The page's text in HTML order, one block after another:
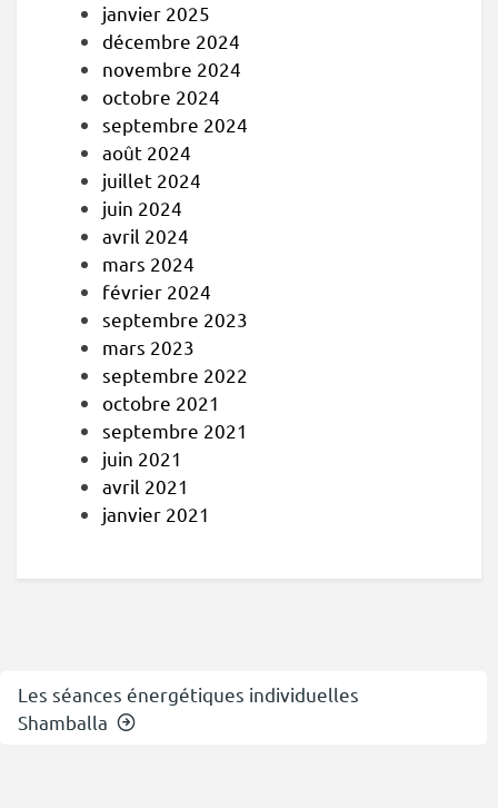
janvier 2025
décembre 2024
novembre 2024
octobre 2024
septembre 2024
août 2024
juillet 2024
juin 2024
avril 2024
mars 2024
février 2024
septembre 2023
mars 2023
septembre 2022
octobre 2021
septembre 2021
juin 2021
avril 2021
janvier 2021
Les séances énergétiques individuelles
Shamballa